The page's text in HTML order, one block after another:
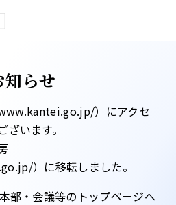
らせ
）にアクセ
います。
）に移転しました。​
部・会議等のトップページへ